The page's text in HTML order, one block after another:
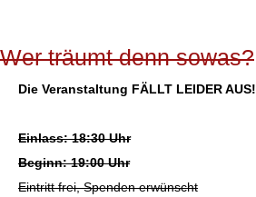
Wer träumt denn sowas?
Die Veranstaltung FÄLLT LEIDER AUS!
Einlass: 18:30 Uhr
Beginn: 19:00 Uhr
Eintritt frei, Spenden erwünscht